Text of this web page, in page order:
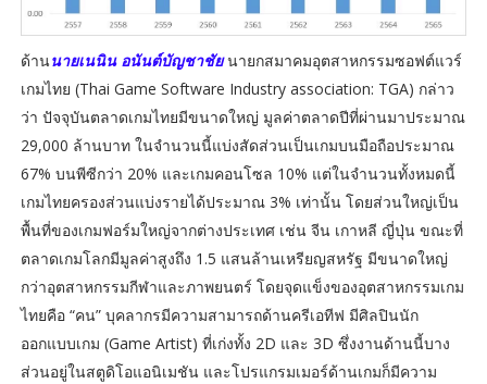
ด้านนายเนนิน อนันต์บัญชาชัยนายกสมาคมอุตสาหกรรมซอฟต์แวร์
เกมไทย (Thai Game Software Industry association: TGA) กล่าว
ว่า ปัจจุบันตลาดเกมไทยมีขนาดใหญ่ มูลค่าตลาดปีที่ผ่านมาประมาณ
29,000 ล้านบาท ในจำนวนนี้แบ่งสัดส่วนเป็นเกมบนมือถือประมาณ
67% บนพีซีกว่า 20% และเกมคอนโซล 10% แต่ในจำนวนทั้งหมดนี้
เกมไทยครองส่วนแบ่งรายได้ประมาณ 3% เท่านั้น โดยส่วนใหญ่เป็น
พื้นที่ของเกมฟอร์มใหญ่จากต่างประเทศ เช่น จีน เกาหลี ญี่ปุ่น ขณะที่
ตลาดเกมโลกมีมูลค่าสูงถึง 1.5 แสนล้านเหรียญสหรัฐ มีขนาดใหญ่
กว่าอุตสาหกรรมกีฬาและภาพยนตร์ โดยจุดแข็งของอุตสาหกรรมเกม
ไทยคือ “คน” บุคลากรมีความสามารถด้านครีเอทีฟ มีศิลปินนัก
ออกแบบเกม (Game Artist) ที่เก่งทั้ง 2D และ 3D ซึ่งงานด้านนี้บาง
ส่วนอยู่ในสตูดิโอแอนิเมชัน และโปรแกรมเมอร์ด้านเกมก็มีความ